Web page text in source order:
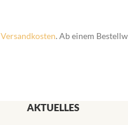
Versandkosten. Ab einem
AKTUELLES